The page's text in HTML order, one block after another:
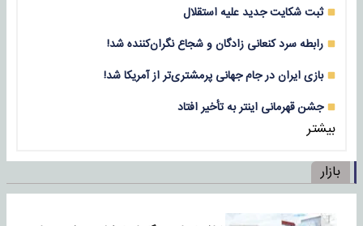
ثبت شکایت جدید علیه استقلال
رابطه سرد کنعانی زادگان و شجاع نگران‌کننده شد!
بازی‌ ایران در جام جهانی پرمشتری‌تر از آمریکا شد!
جشن قهرمانی اینتر به تأخیر افتاد
بیشتر
بازار